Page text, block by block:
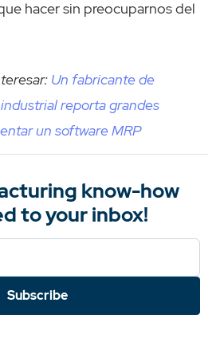
hacer sin preocuparnos del
Un fabricante de
reporta grandes
un software MRP
know-how
to your inbox!
Subscribe